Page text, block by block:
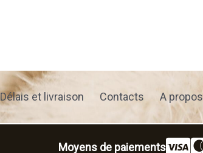
Délais et livraison Contacts A propos
Moyens de paiements